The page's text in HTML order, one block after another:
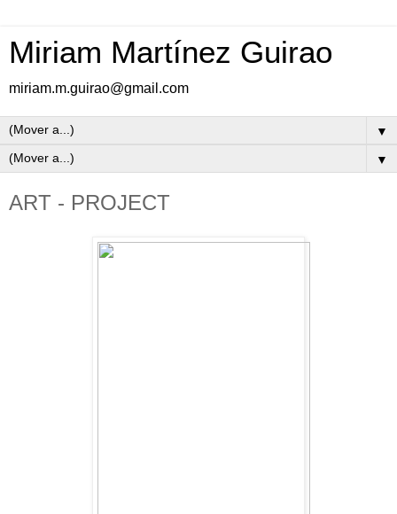
Miriam Martínez Guirao
miriam.m.guirao@gmail.com
▼
▼
ART - PROJECT